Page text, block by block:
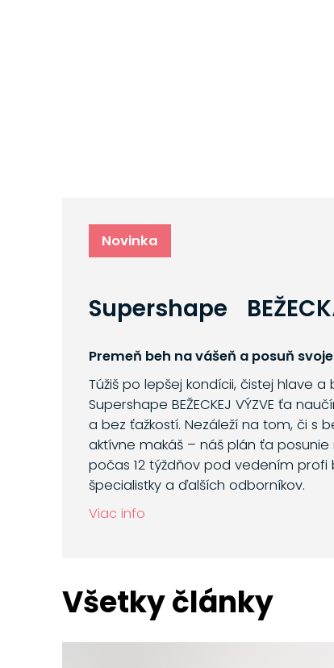
Novinka
Supershape
Premeň beh na vášeň a posuň
Túžiš po lepšej kondícii, čistej hlave
Supershape BEŽECKEJ VÝZVE ťa
a bez ťažkostí. Nezáleží na tom, či s
aktívne makáš – náš plán ťa posunie
počas 12 týždňov pod vedením profi
špecialistky a ďalších odborníkov.
Viac info
Všetky články